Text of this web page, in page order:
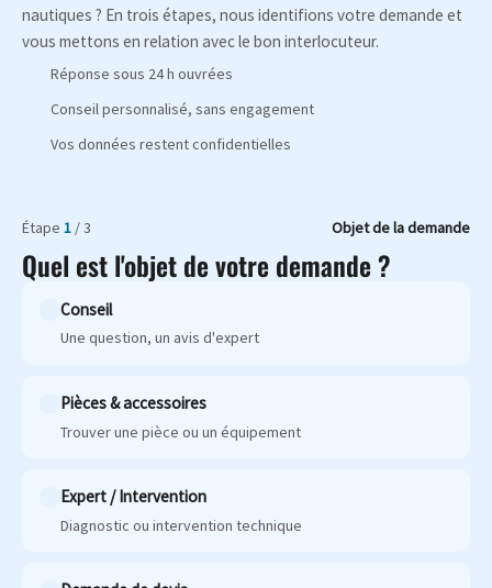
nautiques ? En trois étapes, nous identifions votre demande et
vous mettons en relation avec le bon interlocuteur.
Réponse sous 24 h ouvrées
Conseil personnalisé, sans engagement
Vos données restent confidentielles
Étape 1 / 3 Objet de la demande
Quel est l'objet de votre demande ?
Conseil
Une question, un avis d'expert
Pièces & accessoires
Trouver une pièce ou un équipement
Expert / Intervention
Diagnostic ou intervention technique